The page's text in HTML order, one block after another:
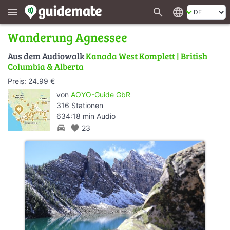
menu search language
Wanderung Agnessee
Aus dem AudiowalkKanada West Komplett | British
Columbia & Alberta
Preis: 24.99 €
von AOYO-Guide GbR
316 Stationen
634:18 min Audio
directions_car favorite 23